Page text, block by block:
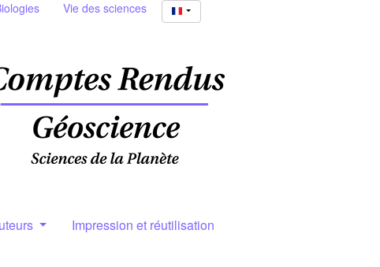
Vie des sciences
Impression et réutilisation